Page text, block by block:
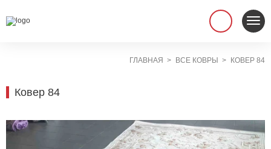
ГЛАВНАЯ ВСЕ КОВРЫ КОВЕР 84
Ковер 84